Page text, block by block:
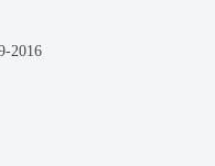
2016